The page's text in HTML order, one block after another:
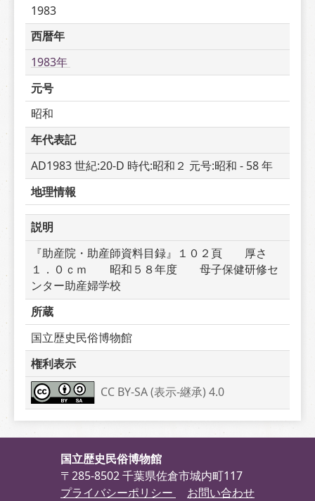
1983
西暦年
1983年
元号
昭和
年代表記
AD1983 世紀:20-D 時代:昭和２ 元号:昭和 - 58 年
地理情報
説明
『助産院・助産師資料目録』１０２頁　　厚さ
１．０ｃｍ　　昭和５８年度　　母子保健研修セ
ンター助産婦学校
所蔵
国立歴史民俗博物館
権利表示
CC BY-SA (表示-継承) 4.0
国立歴史民俗博物館
〒285-8502 千葉県佐倉市城内町117
プライバシーポリシー
お問い合わせ